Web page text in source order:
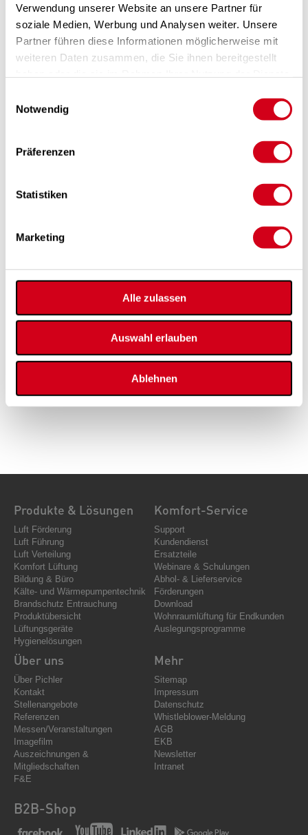
Verwendung unserer Website an unsere Partner für
soziale Medien, Werbung und Analysen weiter. Unsere
Partner führen diese Informationen möglicherweise mit
weiteren Daten zusammen, die Sie ihnen bereitgestellt
Notwendig
Präferenzen
Statistiken
Marketing
Alle zulassen
Auswahl erlauben
Ablehnen
Produktbeschreibung
EC-Motoren, spannungs-, frequenzsteuerbare und dreistufige
rückwärtsgekrümmten Laufradschaufeln
01_Rohrventilatoren.pdf(11,6 MB)
Zubehör
Mechanisches & elektrisches Zubehör Ventilatoren
Ausschreibungstexte
LG50.M8_01PRS_Ventilatoren_V01_ABK.docx(21,5 kB)
Produkte & Lösungen
Luft Förderung
Luft Führung
Luft Verteilung
Komfort Lüftung
Bildung & Büro
Kälte- und Wärmepumpentechnik
Brandschutz Entrauchung
Produktübersicht
Lüftungsgeräte
Hygienelösungen
Komfort-Service
Support
Kundendienst
Ersatzteile
Webinare & Schulungen
Abhol- & Lieferservice
Förderungen
Download
Wohnraumlüftung für Endkunden
Auslegungsprogramme
Über uns
Über Pichler
Kontakt
Stellenangebote
Referenzen
Messen/Veranstaltungen
Imagefilm
Auszeichnungen &
Mitgliedschaften
F&E
Mehr
Sitemap
Impressum
Datenschutz
Whistleblower-Meldung
AGB
EKB
Newsletter
Intranet
B2B-Shop